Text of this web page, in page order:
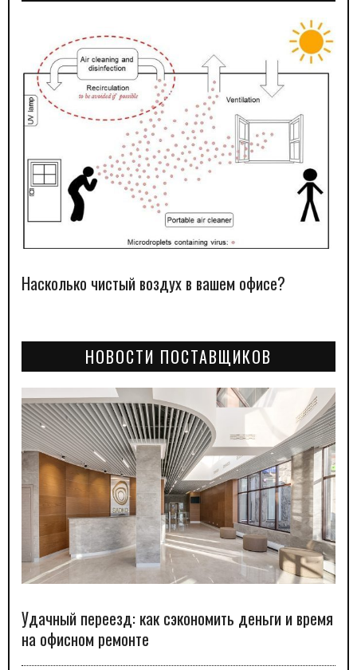
Насколько чистый воздух в вашем офисе?
НОВОСТИ ПОСТАВЩИКОВ
Удачный переезд: как сэкономить деньги и время
на офисном ремонте